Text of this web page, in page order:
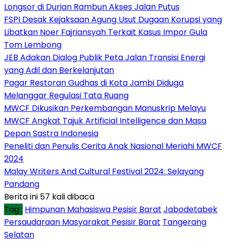
Longsor di Durian Rambun Akses Jalan Putus
FSPI Desak Kejaksaan Agung Usut Dugaan Korupsi yang
Libatkan Noer Fajriansyah Terkait Kasus Impor Gula
Tom Lembong
JEB Adakan Dialog Publik Peta Jalan Transisi Energi
yang Adil dan Berkelanjutan
Pagar Restoran Gudhas di Kota Jambi Diduga
Melanggar Regulasi Tata Ruang
MWCF Dikusikan Perkembangan Manuskrip Melayu
MWCF Angkat Tajuk Artificial Intelligence dan Masa
Depan Sastra Indonesia
Peneliti dan Penulis Cerita Anak Nasional Meriahi MWCF
2024
Malay Writers And Cultural Festival 2024: Selayang
Pandang
Berita ini 57 kali dibaca
Tag : Himpunan Mahasiswa Pesisir Barat Jabodetabek
Persaudaraan Masyarakat Pesisir Barat Tangerang
Selatan